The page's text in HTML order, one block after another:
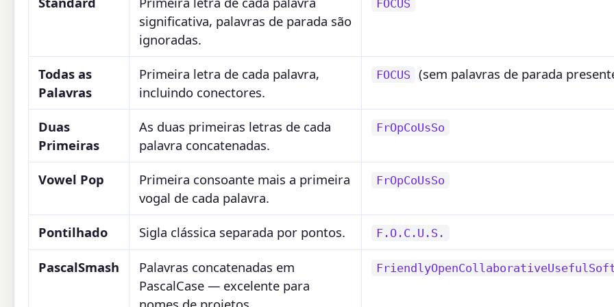
significativa, palavras de parada são
ignoradas.
FOCUS
Todas as
Palavras
Primeira letra de cada palavra,
incluindo conectores.
FOCUS (sem palavras de parada
Duas
Primeiras
As duas primeiras letras de cada
palavra concatenadas.
FrOpCoUsSo
Vowel Pop
Primeira consoante mais a primeira
vogal de cada palavra.
FrOpCoUsSo
Pontilhado Sigla clássica separada por pontos. F.O.C.U.S.
PascalSmash
Palavras concatenadas em
PascalCase — excelente para